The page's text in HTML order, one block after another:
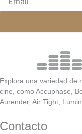
Explora una variedad de
cine, como Accuphase,
Aurender, Air Tight,
Contacto